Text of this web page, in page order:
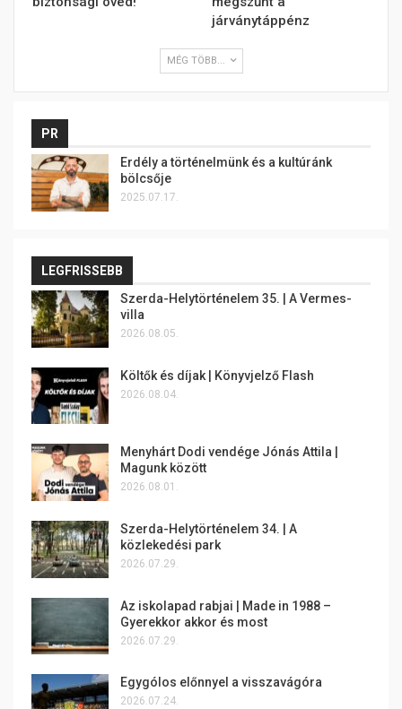
járványtáppénz
MÉG TÖBB...
PR
Erdély a történelmünk és a kultúránk
bölcsője
2025.07.17.
LEGFRISSEBB
Szerda-Helytörténelem 35. | A Vermes-
villa
2026.08.05.
Költők és díjak | Könyvjelző Flash
2026.08.04.
Menyhárt Dodi vendége Jónás Attila |
Magunk között
2026.08.01.
Szerda-Helytörténelem 34. | A
közlekedési park
2026.07.29.
Az iskolapad rabjai | Made in 1988 –
Gyerekkor akkor és most
2026.07.29.
Egygólos előnnyel a visszavágóra
2026.07.24.